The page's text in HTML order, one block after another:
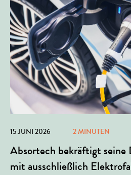
15 JUNI 2026 2 MINUTEN
Absortech bekräftigt seine
mit ausschließlich